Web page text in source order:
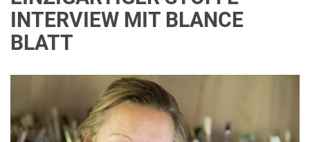
INTERVIEW MIT BLANCE
BLATT